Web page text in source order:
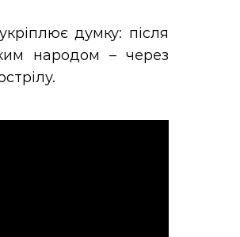
думку: після
народом – через